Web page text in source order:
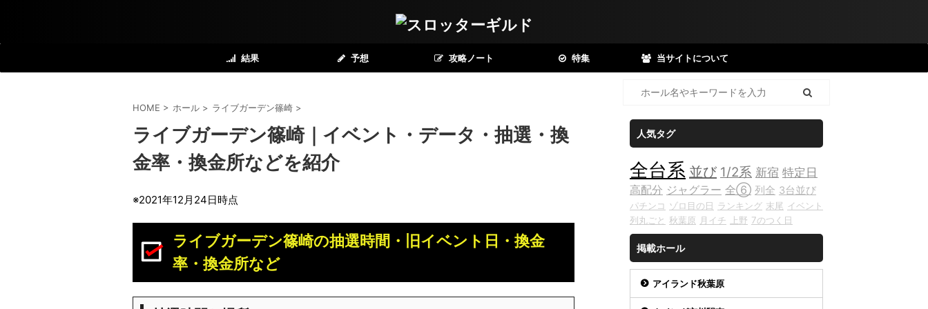
結果 予想 攻略ノート 特集 当サイトについて
HOME > ホール > ライブガーデン篠崎 >
ライブガーデン篠崎｜イベント・データ・抽選・換
金率・換金所などを紹介
※2021年12月24日時点
ライブガーデン篠崎の抽選時間・旧イベント日・換金
率・換金所など
人気タグ
全台系 並び 1/2系 新宿 特定日
高配分 ジャグラー 全⑥ 列全 3台並び
パチンコ ゾロ目の日 ランキング 末尾 イベント
列丸ごと 秋葉原 月イチ 上野 7のつく日
掲載ホール
アイランド秋葉原